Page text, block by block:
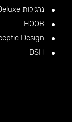
נרגילות Amy Deluxe